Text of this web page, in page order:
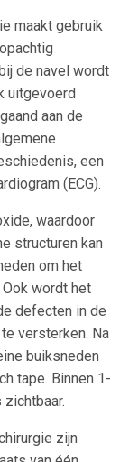
maakt gebruik
de navel wordt
uitgevoerd
aan de
een
(ECG).
waardoor
structuren kan
om het
wordt het
defecten in de
versterken. Na
buiksneden
tape. Binnen 1-
zijn